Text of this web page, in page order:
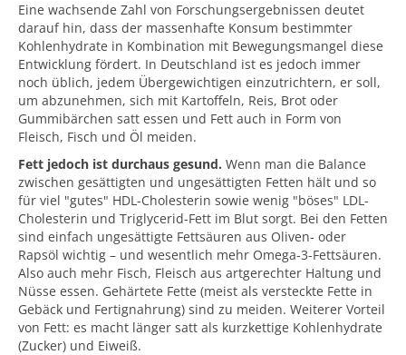
Eine wachsende Zahl von Forschungsergebnissen deutet
darauf hin, dass der massenhafte Konsum bestimmter
Kohlenhydrate in Kombination mit Bewegungsmangel diese
Entwicklung fördert. In Deutschland ist es jedoch immer
noch üblich, jedem Übergewichtigen einzutrichtern, er soll,
um abzunehmen, sich mit Kartoffeln, Reis, Brot oder
Gummibärchen satt essen und Fett auch in Form von
Fleisch, Fisch und Öl meiden.
Fett jedoch ist durchaus gesund. Wenn man die Balance
zwischen gesättigten und ungesättigten Fetten hält und so
für viel "gutes" HDL-Cholesterin sowie wenig "böses" LDL-
Cholesterin und Triglycerid-Fett im Blut sorgt. Bei den Fetten
sind einfach ungesättigte Fettsäuren aus Oliven- oder
Rapsöl wichtig – und wesentlich mehr Omega-3-Fettsäuren.
Also auch mehr Fisch, Fleisch aus artgerechter Haltung und
Nüsse essen. Gehärtete Fette (meist als versteckte Fette in
Gebäck und Fertignahrung) sind zu meiden. Weiterer Vorteil
von Fett: es macht länger satt als kurzkettige Kohlenhydrate
(Zucker) und Eiweiß.